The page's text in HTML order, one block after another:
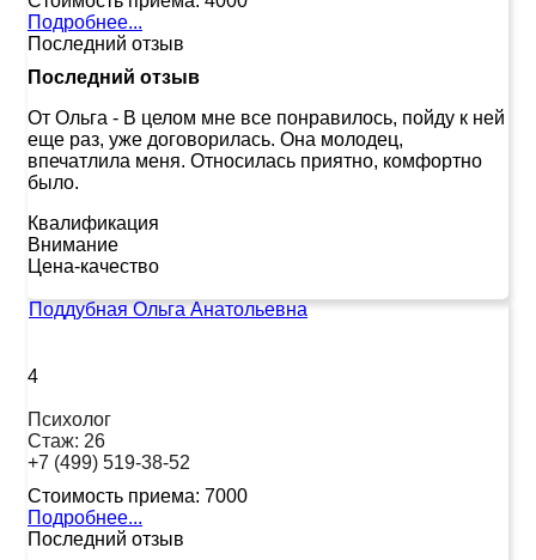
Подробнее...
Последний отзыв
Последний отзыв
От Ольга - В целом мне все понравилось, пойду к ней
еще раз, уже договорилась. Она молодец,
впечатлила меня. Относилась приятно, комфортно
было.
Квалификация
Внимание
Цена-качество
Поддубная Ольга Анатольевна
4
Психолог
Стаж: 26
+7 (499) 519-38-52
Стоимость приема: 7000
Подробнее...
Последний отзыв